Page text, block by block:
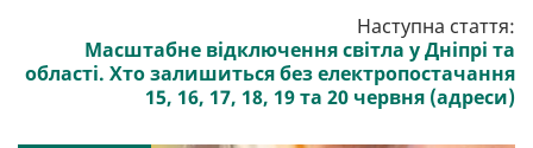
Наступна стаття:
Масштабне відключення світла у Дніпрі та
області. Хто залишиться без електропостачання
15, 16, 17, 18, 19 та 20 червня (адреси)